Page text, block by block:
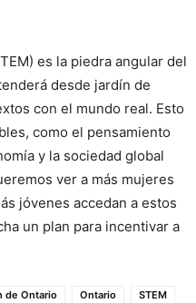
es la piedra angular del
desde jardín de
con el mundo real. Esto
como el pensamiento
y la sociedad global
ver a más mujeres
jóvenes accedan a estos
un plan para incentivar a
de Ontario Ontario
STEM